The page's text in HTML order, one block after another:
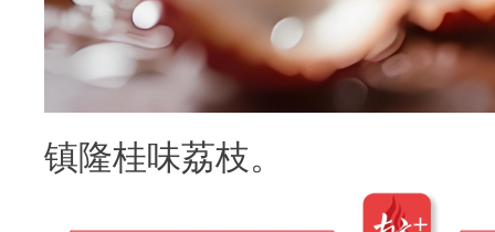
镇隆桂味荔枝。